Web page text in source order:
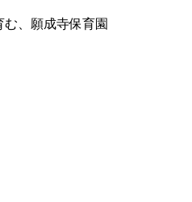
、願成寺保育園